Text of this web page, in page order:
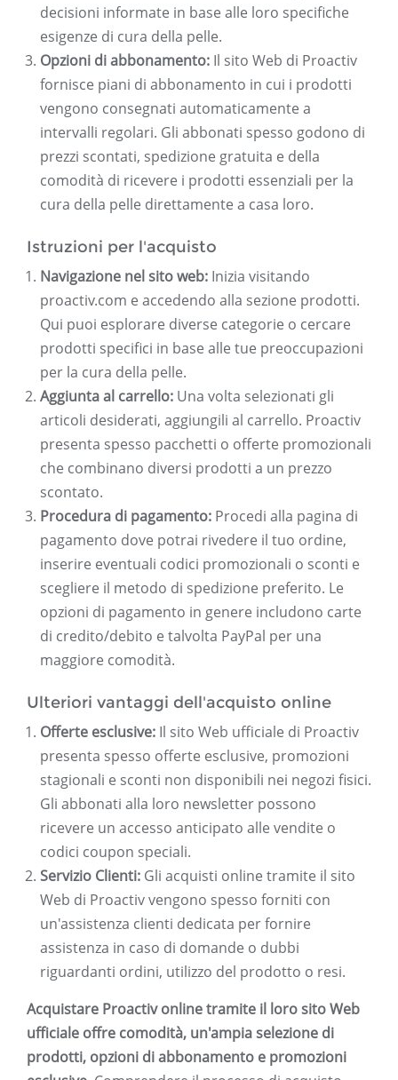
decisioni informate in base alle loro specifiche
esigenze di cura della pelle.
Opzioni di abbonamento: Il sito Web di Proactiv
fornisce piani di abbonamento in cui i prodotti
vengono consegnati automaticamente a
intervalli regolari. Gli abbonati spesso godono di
prezzi scontati, spedizione gratuita e della
comodità di ricevere i prodotti essenziali per la
cura della pelle direttamente a casa loro.
Istruzioni per l'acquisto
Navigazione nel sito web: Inizia visitando
proactiv.com e accedendo alla sezione prodotti.
Qui puoi esplorare diverse categorie o cercare
prodotti specifici in base alle tue preoccupazioni
per la cura della pelle.
Aggiunta al carrello: Una volta selezionati gli
articoli desiderati, aggiungili al carrello. Proactiv
presenta spesso pacchetti o offerte promozionali
che combinano diversi prodotti a un prezzo
scontato.
Procedura di pagamento: Procedi alla pagina di
pagamento dove potrai rivedere il tuo ordine,
inserire eventuali codici promozionali o sconti e
scegliere il metodo di spedizione preferito. Le
opzioni di pagamento in genere includono carte
di credito/debito e talvolta PayPal per una
maggiore comodità.
Ulteriori vantaggi dell'acquisto online
Offerte esclusive: Il sito Web ufficiale di Proactiv
presenta spesso offerte esclusive, promozioni
stagionali e sconti non disponibili nei negozi fisici.
Gli abbonati alla loro newsletter possono
ricevere un accesso anticipato alle vendite o
codici coupon speciali.
Servizio Clienti: Gli acquisti online tramite il sito
Web di Proactiv vengono spesso forniti con
un'assistenza clienti dedicata per fornire
assistenza in caso di domande o dubbi
riguardanti ordini, utilizzo del prodotto o resi.
Acquistare Proactiv online tramite il loro sito Web
ufficiale offre comodità, un'ampia selezione di
prodotti, opzioni di abbonamento e promozioni